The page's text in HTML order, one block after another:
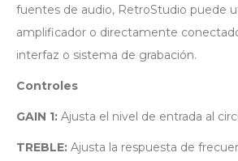
fuentes de audio, RetroStudio puede
amplificador o directamente
interfaz o sistema de grabación.
Controles
GAIN 1: Ajusta el nivel de entrada al
TREBLE: Ajusta la respuesta de